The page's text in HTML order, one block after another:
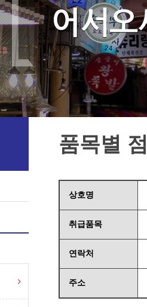
품목별
상호명
취급품목
연락처
주소